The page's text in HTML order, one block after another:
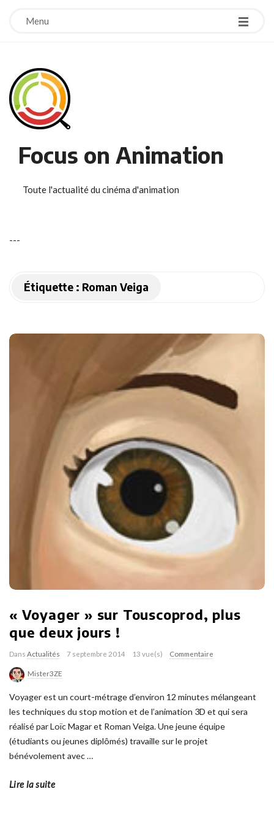
Menu
Focus on Animation
Toute l'actualité du cinéma d'animation
---
Étiquette : Roman Veiga
« Voyager » sur Touscoprod, plus
que deux jours !
Dans Actualités 7 septembre 2014 13 vue(s) Commentaire
Mister3ZE
Voyager est un court-métrage d’environ 12 minutes mélangeant
les techniques du stop motion et de l’animation 3D et qui sera
réalisé par Loïc Magar et Roman Veiga. Une jeune équipe
(étudiants ou jeunes diplômés) travaille sur le projet
bénévolement avec…
Lire la suite